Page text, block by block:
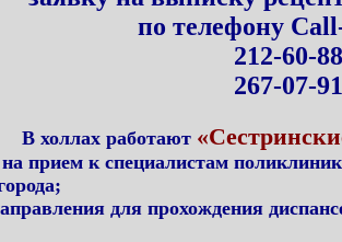
по телефону
212-60-88
267-07-91
В холлах работают
прием к специалистам
для прохождения